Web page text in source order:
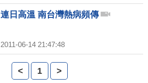
連日高溫 南台灣熱病頻傳
2011-06-14 21:47:48
< 1 >